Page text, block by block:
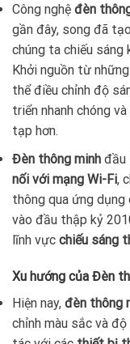
Công nghệ đèn
gần đây, song đã
chúng ta chiếu sáng
Khởi nguồn từ
thể điều chỉnh độ
triển nhanh chóng
tạp hơn.
Đèn thông minh đầu
nối với mạng Wi-Fi,
thông qua ứng dụng
vào đầu thập kỷ
lĩnh vực chiếu sáng
Xu hướng của Đèn
Hiện nay, đèn thông
chỉnh màu sắc và